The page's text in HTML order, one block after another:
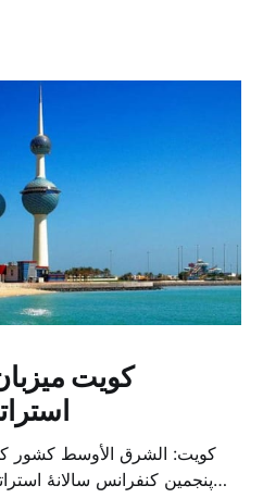
کویت
کویت: الشرق الأوسط کشور
پنجمین کنفرانس سالانهٔ